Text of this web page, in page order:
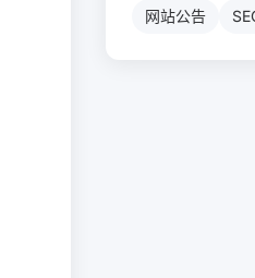
网站公告